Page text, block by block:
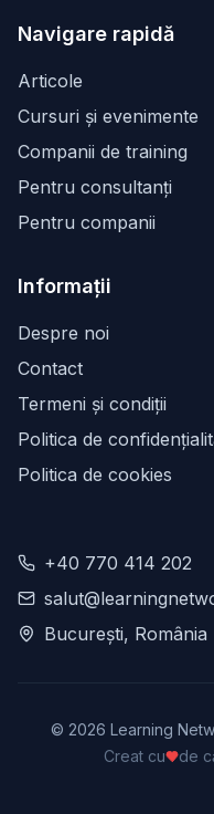
Navigare rapidă
Articole
Cursuri și evenimente
Companii de training
Pentru consultanți
Pentru companii
Informații
Despre noi
Contact
Termeni și condiții
Politica de
Politica de cookies
+40 770 414 202
București, România
© 2026 Learning
Creat cu
de